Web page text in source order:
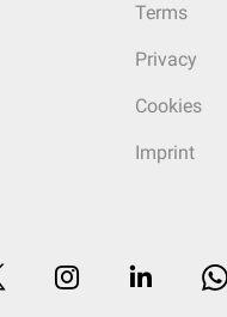
Terms
Privacy
Cookies
Imprint